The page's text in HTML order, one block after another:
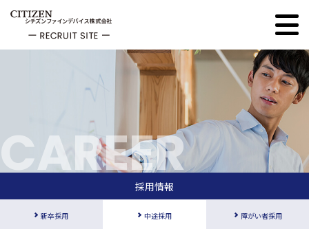
CAREER
採用情報
新卒採用 中途採用 障がい者採用